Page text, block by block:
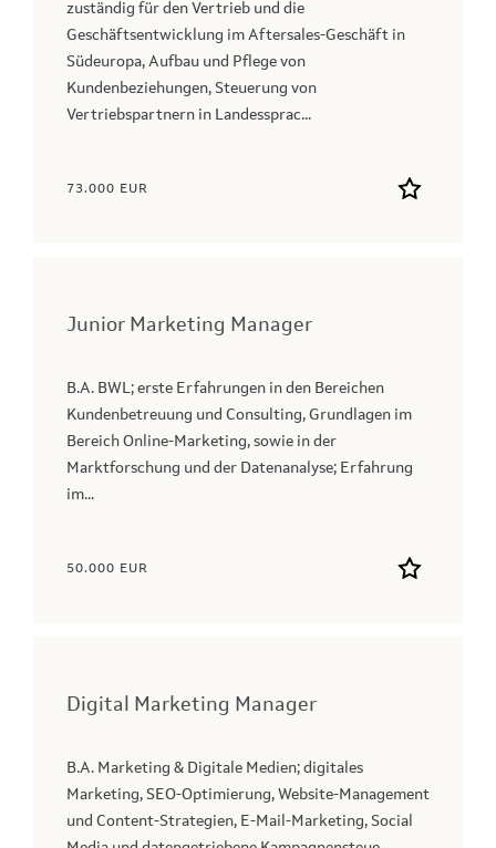
zuständig für den Vertrieb und die
Geschäftsentwicklung im Aftersales-Geschäft in
Südeuropa, Aufbau und Pflege von
Kundenbeziehungen, Steuerung von
Vertriebspartnern in Landessprac...
73.000 EUR
Junior Marketing Manager
B.A. BWL; erste Erfahrungen in den Bereichen
Kundenbetreuung und Consulting, Grundlagen im
Bereich Online-Marketing, sowie in der
Marktforschung und der Datenanalyse; Erfahrung
im...
50.000 EUR
Digital Marketing Manager
B.A. Marketing & Digitale Medien; digitales
Marketing, SEO-Optimierung, Website-Management
und Content-Strategien, E-Mail-Marketing, Social